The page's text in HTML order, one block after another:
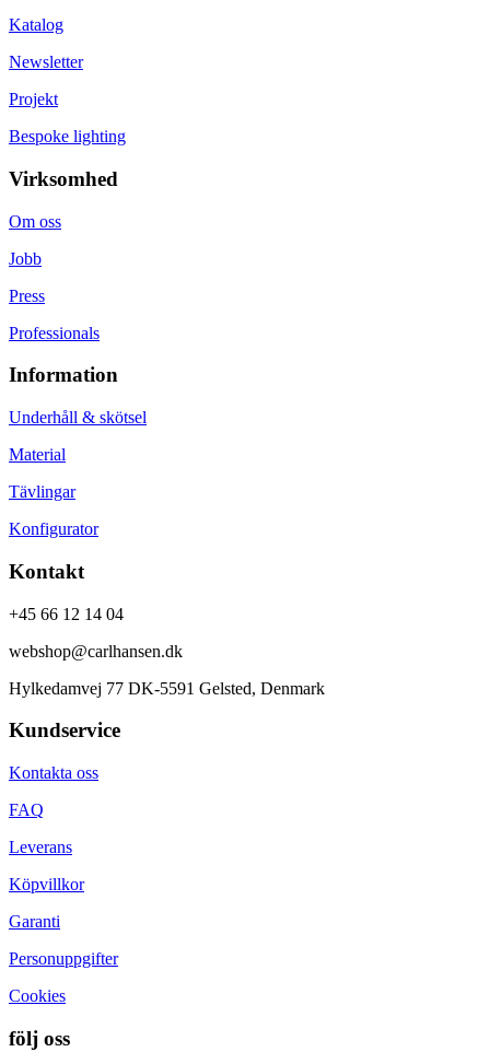
Katalog
Newsletter
Projekt
Bespoke lighting
Virksomhed
Om oss
Jobb
Press
Professionals
Information
Underhåll & skötsel
Material
Tävlingar
Konfigurator
Kontakt
+45 66 12 14 04
webshop@carlhansen.dk
Hylkedamvej 77 DK-5591 Gelsted, Denmark
Kundservice
Kontakta oss
FAQ
Leverans
Köpvillkor
Garanti
Personuppgifter
Cookies
följ oss